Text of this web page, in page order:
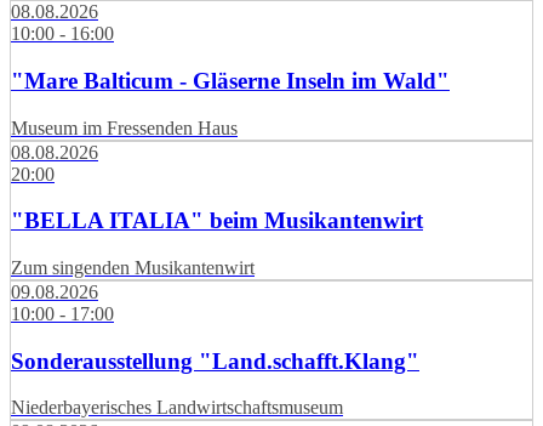
08.08.2026
10:00 - 16:00
"Mare Balticum - Gläserne Inseln im Wald"
Museum im Fressenden Haus
08.08.2026
20:00
"BELLA ITALIA" beim Musikantenwirt
Zum singenden Musikantenwirt
09.08.2026
10:00 - 17:00
Sonderausstellung "Land.schafft.Klang"
Niederbayerisches Landwirtschaftsmuseum